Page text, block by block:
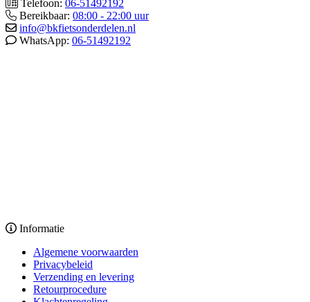
Telefoon: 06-51492192
Bereikbaar: 08:00 - 22:00 uur
info@bkfietsonderdelen.nl
WhatsApp: 06-51492192
Informatie
Algemene voorwaarden
Privacybeleid
Verzending en levering
Retourprocedure